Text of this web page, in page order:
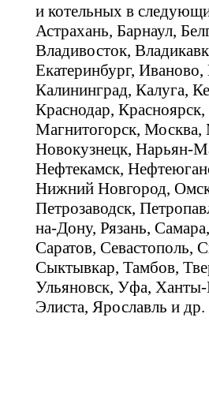
и котельных в
Астрахань, Барнаул,
Владивосток,
Екатеринбург,
Калининград, Калуга,
Краснодар,
Магнитогорск,
Новокузнецк, Нарьян-
Нефтекамск,
Нижний Новгород,
Петрозаводск,
на-Дону, Рязань,
Саратов, Севастополь,
Сыктывкар, Тамбов,
Ульяновск, Уфа,
Элиста, Ярославль и др.